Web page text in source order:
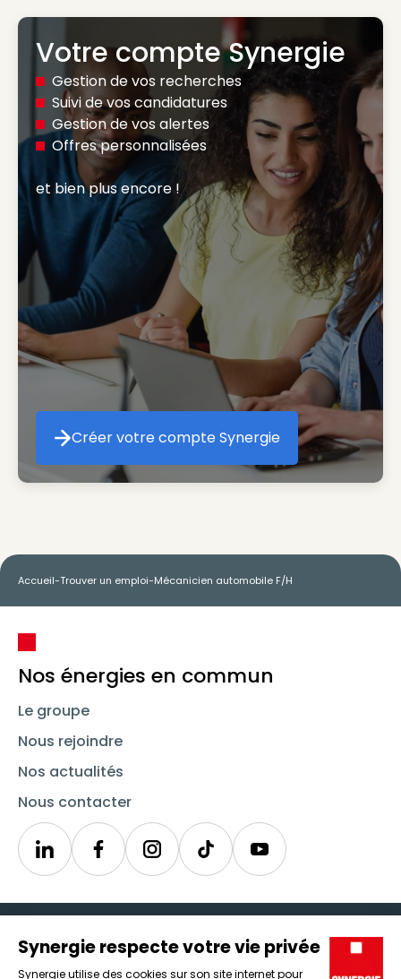
Votre compte Synergie
Gestion de vos recherches
Suivi de vos candidatures
Gestion de vos alertes
Offres personnalisées
et bien plus encore !
Créer votre compte Synergie
Créer votre compte Synergie
Accueil-Trouver un emploi-Mécanicien automobile F/H
Nos énergies en commun
Le groupe
Nous rejoindre
Nos actualités
Nous contacter
LinkedinSynergieInstagramTikTok Youtube
Icône d'illustration
Candidats